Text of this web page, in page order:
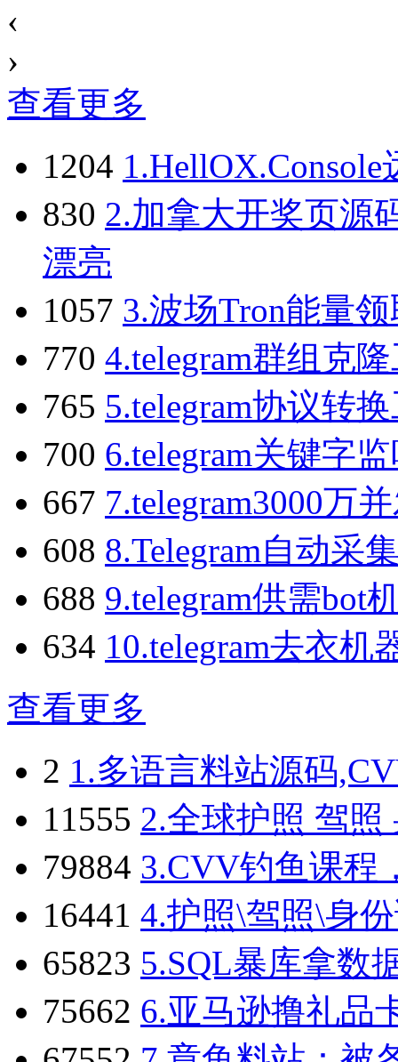
‹
›
查看更多
1204 1.
830 2.加拿大开奖页源
漂亮
1057 3.波场Tron能量
770 4.telegram群组克
765 5.telegram协议转
700 6.telegram关键字
667 7.telegram3000万
608 8.Telegram自动采
688 9.telegram供需bot
634 10.telegram去衣机
查看更多
2 1.多语言料站源码
11555 2.全球护照 驾照
79884 3.CVV钓鱼课程
16441 4.护照\驾照\身
65823 5.SQL暴库拿数
75662 6.亚马逊撸礼品